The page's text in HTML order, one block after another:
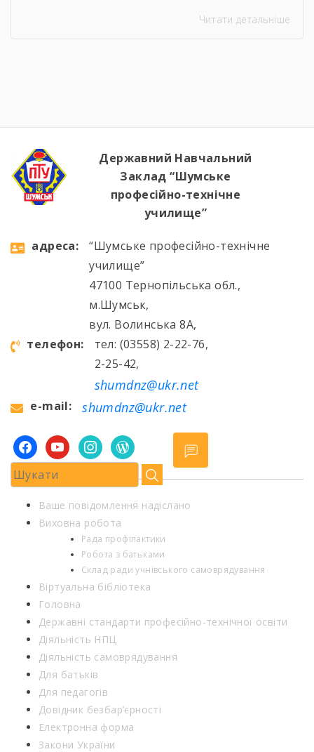
устаткування, водій автотранспортних
Читати детальніше
Державний Навчальний
Заклад “Шумське
професійно-технічне
училище”
aдресa:
“Шумське професійно-технічне
училище”
47100 Тернопільська обл.,
м.Шумськ,
вул. Волинська 8А,
телефон:
тел: (03558) 2-22-76,
2-25-42,
shumdnz@ukr.net
e-mail: shumdnz@ukr.net
facebookyoutubeinstagramwordpress
Ваше повідомлення надіслано
Виховна робота
Рада профілактики
Робота з батьками
Склад ради учнівського самоврядування
Віртуальна бібліотека
Головна
Державні стандарти професійно-технічної освіти
Діяльність НПЦ
Діяльність самоврядування
Для батьків
Для педагогів
Довідник безбар’єрності
Електронна форма
Закони України